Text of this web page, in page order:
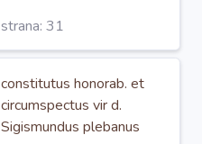
plebani dictorum ipsorum
beneficiorum
prefatum d. Johannem
strana: 31
constitutus honorab. et
circumspectus vir d.
Sigismundus plebanus